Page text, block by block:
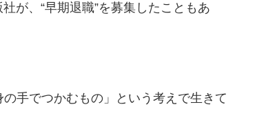
が、“早期退職”を募集したこともあ
手でつかむもの」という考えで生きて